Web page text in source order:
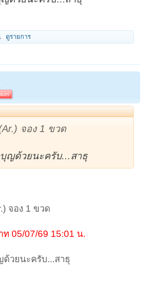
ดูรายการ
จอง 1 ขวด
ญด้วยนะครับ...สาธุ
จอง 1 ขวด
ท 05/07/69 15:01 น.
วยนะครับ...สาธุ